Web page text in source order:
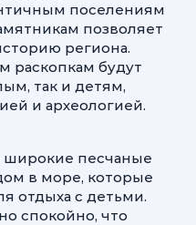
поселениям
позволяет
региона.
раскопкам будут
так и детям,
и археологией.
песчаные
в море, которые
отдыха с детьми.
спокойно, что